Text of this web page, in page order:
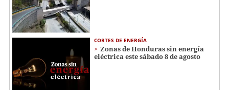
CORTES DE ENERGÍA
Zonas de Honduras sin energía
eléctrica este sábado 8 de agosto